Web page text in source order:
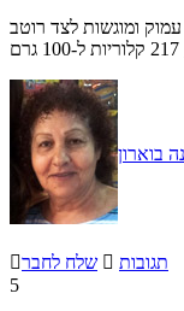
ומוגשות לצד רוטב
בוארון
שלח לחבר  תגובות
5